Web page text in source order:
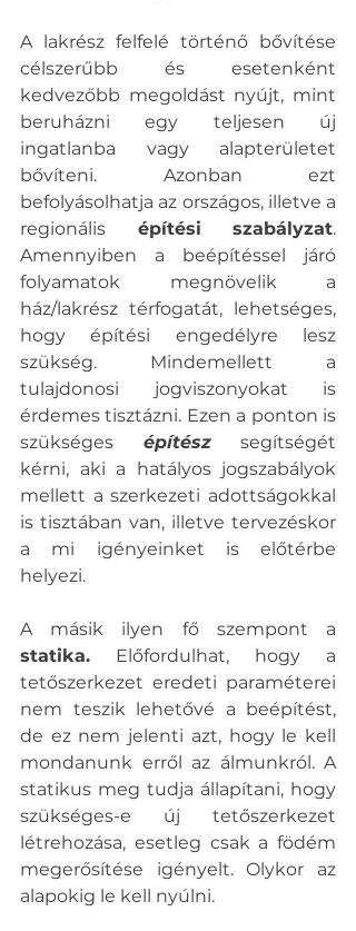
A lakrész felfelé történő bővítése
célszerűbb és esetenként
kedvezőbb megoldást nyújt, mint
beruházni egy teljesen új
ingatlanba vagy alapterületet
bővíteni. Azonban ezt
befolyásolhatja az országos, illetve a
regionális építési szabályzat.
Amennyiben a beépítéssel járó
folyamatok megnövelik a
ház/lakrész térfogatát, lehetséges,
hogy építési engedélyre lesz
szükség. Mindemellett a
tulajdonosi jogviszonyokat is
érdemes tisztázni. Ezen a ponton is
szükséges építész segítségét
kérni, aki a hatályos jogszabályok
mellett a szerkezeti adottságokkal
is tisztában van, illetve tervezéskor
a mi igényeinket is előtérbe
helyezi.
statika. Előfordulhat, hogy a
tetőszerkezet eredeti paraméterei
nem teszik lehetővé a beépítést,
de ez nem jelenti azt, hogy le kell
mondanunk erről az álmunkról. A
statikus meg tudja állapítani, hogy
szükséges-e új tetőszerkezet
létrehozása, esetleg csak a födém
megerősítése igényelt. Olykor az
alapokig le kell nyúlni.